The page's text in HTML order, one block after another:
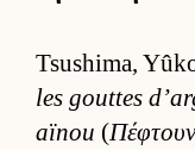
Tsushima,
les gouttes
aïnou (